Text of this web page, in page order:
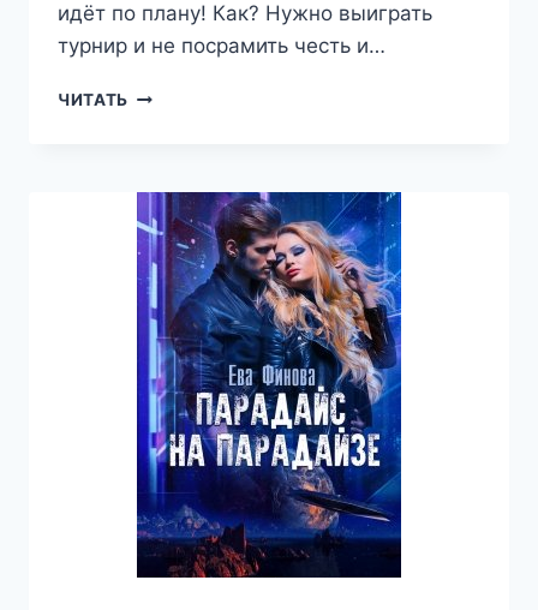
идёт по плану! Как? Нужно выиграть
турнир и не посрамить честь и…
ЧИТАТЬ МИЯ
ЕВА
ФИНОВА